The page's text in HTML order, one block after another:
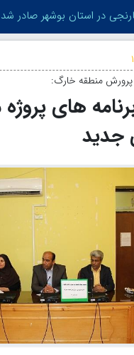
در استان بوشهر صادر شد
در استان بوشهر صادر شد
منطقه خارگ:
جدید